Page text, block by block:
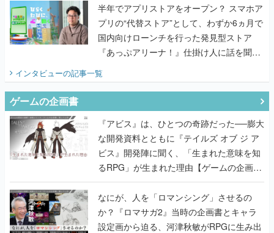
半年でアプリストアをオープン？ スマホア
プリの“代替ストア”として、わずか6ヵ月で
国内向けローンチを行った発見型ストア
『あっぷアリーナ！』仕掛け人に話を聞い
インタビューの記事一覧
ゲームの企画書
『アビス』は、ひとつの奇跡だった──膨大
な開発資料とともに『テイルズ オブ ジ ア
ビス』開発陣に聞く、「生まれた意味を知
るRPG」が生まれた理由【ゲームの企画
書】
なにが、人を「ロマンシング」させるの
か？『ロマサガ2』当時の企画書とキャラ
設定画から迫る、河津秋敏がRPGに生み出